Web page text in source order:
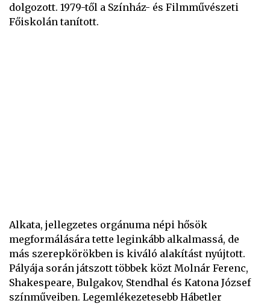
dolgozott. 1979-től a Színház- és Filmművészeti
Főiskolán tanított.
Alkata, jellegzetes orgánuma népi hősök
megformálására tette leginkább alkalmassá, de
más szerepkörökben is kiváló alakítást nyújtott.
Pályája során játszott többek közt Molnár Ferenc,
Shakespeare, Bulgakov, Stendhal és Katona József
színműveiben. Legemlékezetesebb Hábetler